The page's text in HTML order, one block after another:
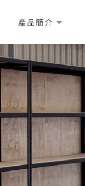
產品簡介